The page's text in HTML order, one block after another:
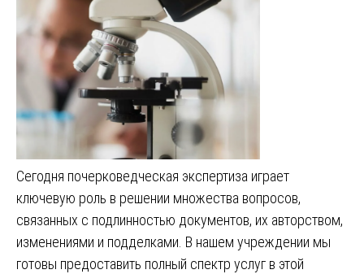
Сегодня почерковедческая экспертиза играет
ключевую роль в решении множества вопросов,
связанных с подлинностью документов, их авторством,
изменениями и подделками. В нашем учреждении мы
готовы предоставить полный спектр услуг в этой